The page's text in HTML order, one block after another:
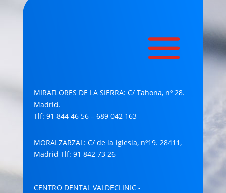
MIRAFLORES DE LA SIERRA: C/ Tahona, nº 28.
Madrid.
Tlf: 91 844 46 56 – 689 042 163
MORALZARZAL : C/ de la iglesia, nº19. 28411,
Madrid Tlf: 91 842 73 26
CENTRO DENTAL VALDECLINIC -